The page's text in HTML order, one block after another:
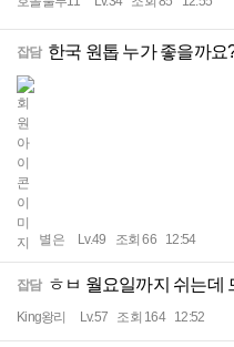
잡담 한국 원톱 누가 좋을까요
별은 Lv.49 조회 66 12:54
잡담 ㅎㅂ 월요일까지 쉬는데
King왕리 Lv.57 조회 164 12:52